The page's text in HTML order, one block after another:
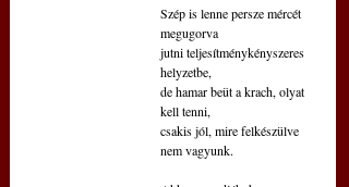
Szép is lenne persze mércét
megugorva
jutni teljesítménykényszeres
helyzetbe,
de hamar beüt a krach, olyat
kell tenni,
csakis jól, mire felkészülve
nem vagyunk.